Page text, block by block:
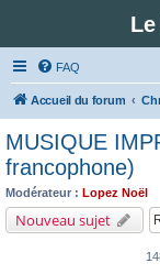
FAQ
Accueil du forum
MUSIQUE
francophone)
Modérateur : Lopez Noël
Nouveau sujet